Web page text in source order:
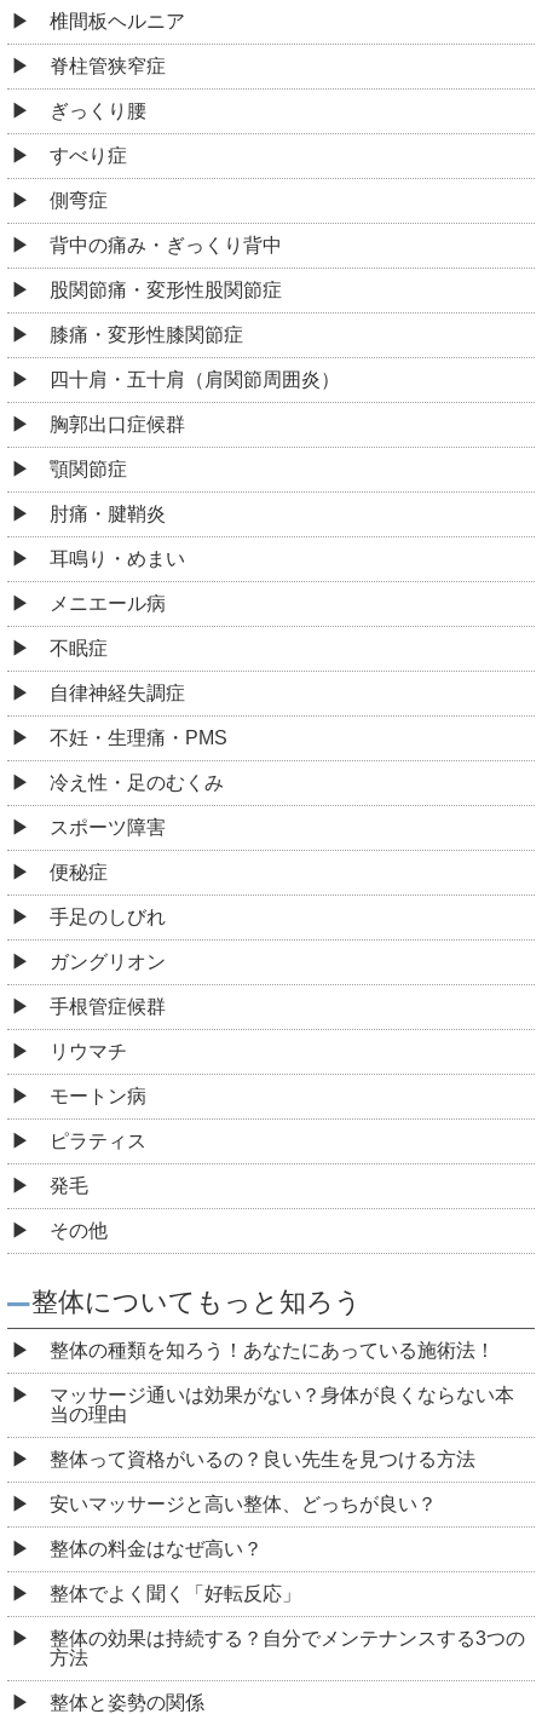
椎間板ヘルニア
脊柱管狭窄症
ぎっくり腰
すべり症
側弯症
背中の痛み・ぎっくり背中
股関節痛・変形性股関節症
膝痛・変形性膝関節症
四十肩・五十肩（肩関節周囲炎）
胸郭出口症候群
顎関節症
肘痛・腱鞘炎
耳鳴り・めまい
メニエール病
不眠症
自律神経失調症
不妊・生理痛・PMS
冷え性・足のむくみ
スポーツ障害
便秘症
手足のしびれ
ガングリオン
手根管症候群
リウマチ
モートン病
ピラティス
発毛
その他
整体についてもっと知ろう
整体の種類を知ろう！あなたにあっている施術法！
マッサージ通いは効果がない？身体が良くならない本
当の理由
整体って資格がいるの？良い先生を見つける方法
安いマッサージと高い整体、どっちが良い？
整体の料金はなぜ高い？
整体でよく聞く「好転反応」
整体の効果は持続する？自分でメンテナンスする3つの
方法
整体と姿勢の関係